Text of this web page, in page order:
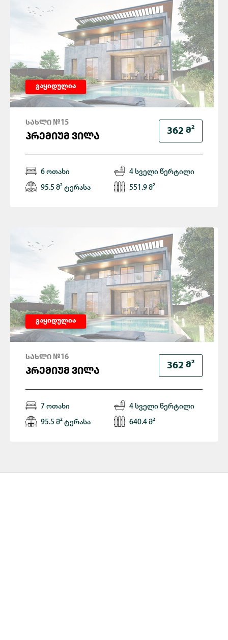
გაყიდულია
362 Მ²
ᲡᲐᲮᲚᲘ №15
ᲞᲠᲔᲛᲘᲣᲛ ᲕᲘᲚᲐ
6 ოთახი 4 სველი წერტილი
95.5 მ² ტერასა 551.9 მ²
გაყიდულია
362 Მ²
ᲡᲐᲮᲚᲘ №16
ᲞᲠᲔᲛᲘᲣᲛ ᲕᲘᲚᲐ
7 ოთახი 4 სველი წერტილი
95.5 მ² ტერასა 640.4 მ²